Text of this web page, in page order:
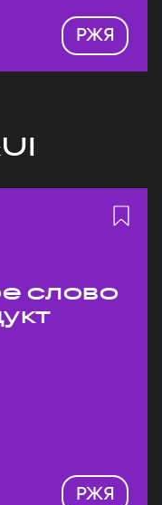
РЖЯ
слово
РЖЯ